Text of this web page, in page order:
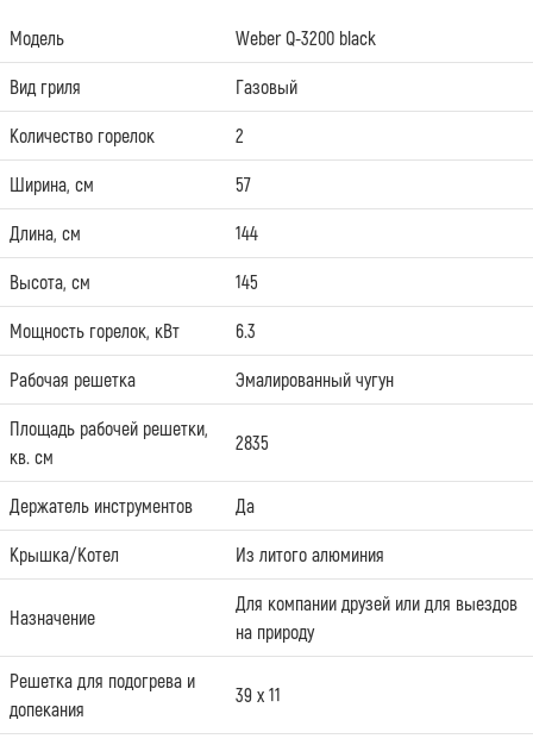
Модель Weber Q-3200 black
Вид гриля Газовый
Количество горелок 2
Ширина, см 57
Длина, см 144
Высота, см 145
Мощность горелок, кВт 6.3
Рабочая решетка Эмалированный чугун
Площадь рабочей решетки,
кв. см
2835
Держатель инструментов Да
Крышка/Котел Из литого алюминия
Назначение
Для компании друзей или для выездов
на природу
Решетка для подогрева и
допекания
39 х 11